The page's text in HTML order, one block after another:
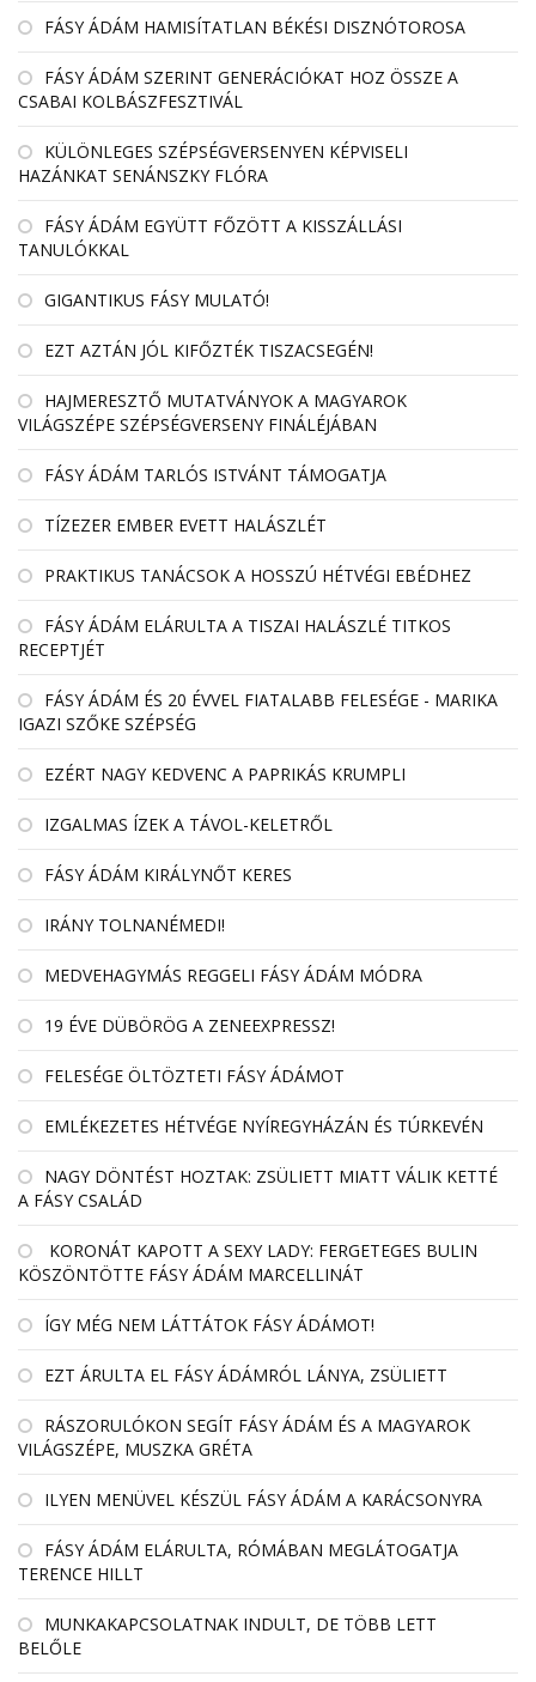
FÁSY ÁDÁM HAMISÍTATLAN BÉKÉSI DISZNÓTOROSA
FÁSY ÁDÁM SZERINT GENERÁCIÓKAT HOZ ÖSSZE A
CSABAI KOLBÁSZFESZTIVÁL
KÜLÖNLEGES SZÉPSÉGVERSENYEN KÉPVISELI
HAZÁNKAT SENÁNSZKY FLÓRA
FÁSY ÁDÁM EGYÜTT FŐZÖTT A KISSZÁLLÁSI
TANULÓKKAL
GIGANTIKUS FÁSY MULATÓ!
EZT AZTÁN JÓL KIFŐZTÉK TISZACSEGÉN!
HAJMERESZTŐ MUTATVÁNYOK A MAGYAROK
VILÁGSZÉPE SZÉPSÉGVERSENY FINÁLÉJÁBAN
FÁSY ÁDÁM TARLÓS ISTVÁNT TÁMOGATJA
TÍZEZER EMBER EVETT HALÁSZLÉT
PRAKTIKUS TANÁCSOK A HOSSZÚ HÉTVÉGI EBÉDHEZ
FÁSY ÁDÁM ELÁRULTA A TISZAI HALÁSZLÉ TITKOS
RECEPTJÉT
FÁSY ÁDÁM ÉS 20 ÉVVEL FIATALABB FELESÉGE - MARIKA
IGAZI SZŐKE SZÉPSÉG
EZÉRT NAGY KEDVENC A PAPRIKÁS KRUMPLI
IZGALMAS ÍZEK A TÁVOL-KELETRŐL
FÁSY ÁDÁM KIRÁLYNŐT KERES
IRÁNY TOLNANÉMEDI!
MEDVEHAGYMÁS REGGELI FÁSY ÁDÁM MÓDRA
19 ÉVE DÜBÖRÖG A ZENEEXPRESSZ!
FELESÉGE ÖLTÖZTETI FÁSY ÁDÁMOT
EMLÉKEZETES HÉTVÉGE NYÍREGYHÁZÁN ÉS TÚRKEVÉN
NAGY DÖNTÉST HOZTAK: ZSÜLIETT MIATT VÁLIK KETTÉ
A FÁSY CSALÁD
KORONÁT KAPOTT A SEXY LADY: FERGETEGES BULIN
KÖSZÖNTÖTTE FÁSY ÁDÁM MARCELLINÁT
ÍGY MÉG NEM LÁTTÁTOK FÁSY ÁDÁMOT!
EZT ÁRULTA EL FÁSY ÁDÁMRÓL LÁNYA, ZSÜLIETT
RÁSZORULÓKON SEGÍT FÁSY ÁDÁM ÉS A MAGYAROK
VILÁGSZÉPE, MUSZKA GRÉTA
ILYEN MENÜVEL KÉSZÜL FÁSY ÁDÁM A KARÁCSONYRA
FÁSY ÁDÁM ELÁRULTA, RÓMÁBAN MEGLÁTOGATJA
TERENCE HILLT
MUNKAKAPCSOLATNAK INDULT, DE TÖBB LETT
BELŐLE